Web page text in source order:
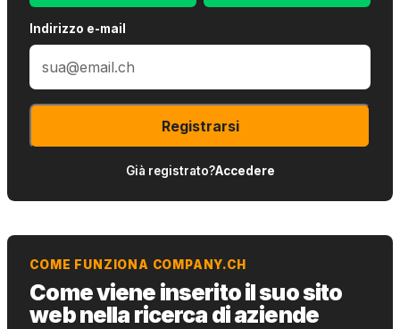
Indirizzo e-mail
Registrarsi
Già registrato?Accedere
COME FUNZIONA COMPANY.CH
Come viene inserito il suo sito
web nella ricerca di aziende